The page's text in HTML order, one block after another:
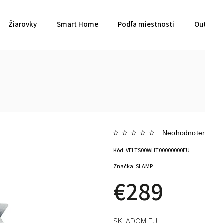
Žiarovky Smart Home Podľa miestnosti
Značka:SLAMP
€289
Kód:VELTS00WHT00000000EU